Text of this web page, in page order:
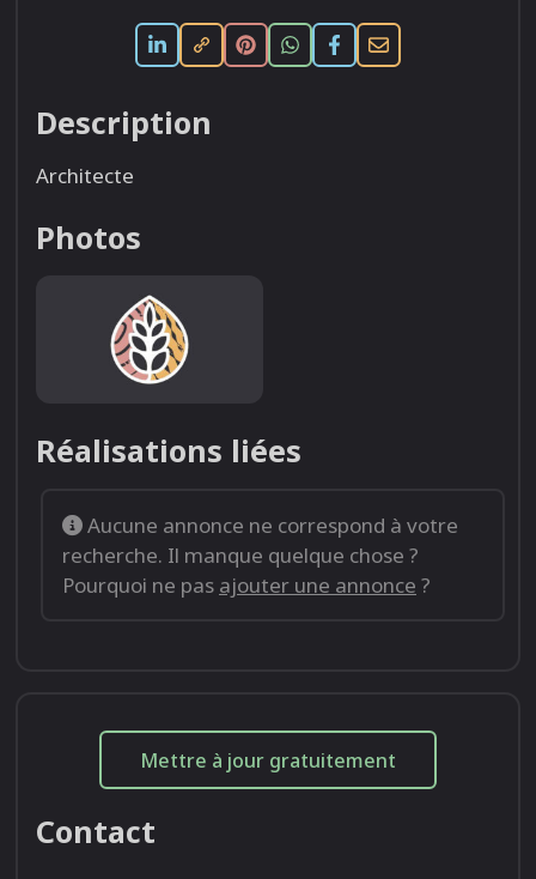
Description
Architecte
Photos
Réalisations liées
Aucune annonce ne correspond à votre
recherche. Il manque quelque chose ?
Pourquoi ne pas ajouter une annonce ?
Mettre à jour gratuitement
Contact